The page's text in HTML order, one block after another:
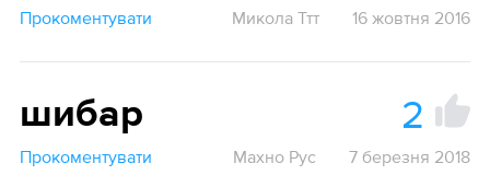
Прокоментувати Микола Ттт 16 жовтня 2016
шибар 2
Прокоментувати Махно Рус 7 березня 2018